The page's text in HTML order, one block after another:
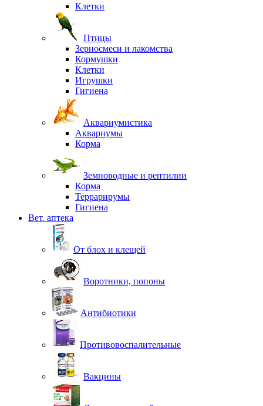
Клетки
Птицы
Зерносмеси и лакомства
Кормушки
Клетки
Игрушки
Гигиена
Аквариумистика
Аквариумы
Корма
Земноводные и рептилии
Корма
Террарирумы
Гигиена
Вет. аптека
От блох и клещей
Воротники, попоны
Антибиотики
Противовоспалительные
Вакцины